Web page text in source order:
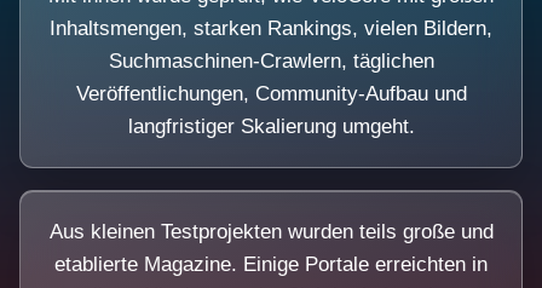
Inhaltsmengen, starken Rankings, vielen Bildern,
Suchmaschinen-Crawlern, täglichen
Veröffentlichungen, Community-Aufbau und
langfristiger Skalierung umgeht.
Aus kleinen Testprojekten wurden teils große und
etablierte Magazine. Einige Portale erreichten in